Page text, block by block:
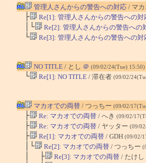
管理人さんからの警告への対応/ マカ
├ Re[1]: 管理人さんからの警告への対
│└ Re[2]: 管理人さんからの警告への
└ Re[3]: 管理人さんからの警告への対
NO TITLE/ とし ＠ (09/02/24(Tue) 15:50)
└ Re[1]: NO TITLE/ 滞在者 (09/02/
マカオでの両替/ つっちー (09/02/
├ Re: マカオでの両替/ へき (09/02/
├ Re: マカオでの両替/ ヤッター (09/
├ Re[1]: マカオでの両替/ GDH (09/02/
│└ Re[2]: マカオでの両替/ つっちー
│ ├ Re[3]: マカオでの両替/ たけし